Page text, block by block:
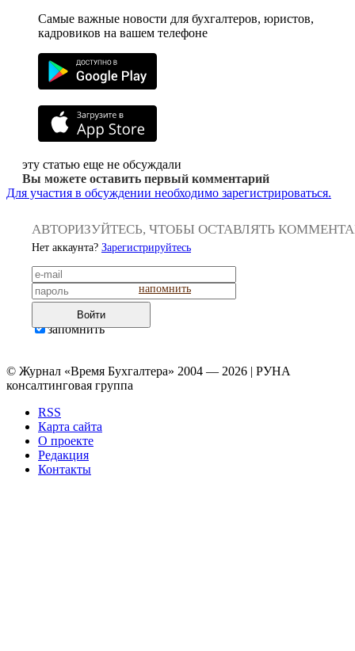
Самые важные новости для бухгалтеров, юристов,
кадровиков на вашем телефоне
эту статью еще не обсуждали
Вы можете оставить первый комментарий
Для участия в обсуждении необходимо зарегистрироваться.
АВТОРИЗУЙТЕСЬ, ЧТОБЫ ОСТАВЛЯТЬ
Нет аккаунта? Зарегистрируйтесь
напомнить
Войти
запомнить
© Журнал «Время Бухгалтера» 2004 — 2026 | РУНА
консалтинговая группа
RSS
Карта сайта
О проекте
Редакция
Контакты